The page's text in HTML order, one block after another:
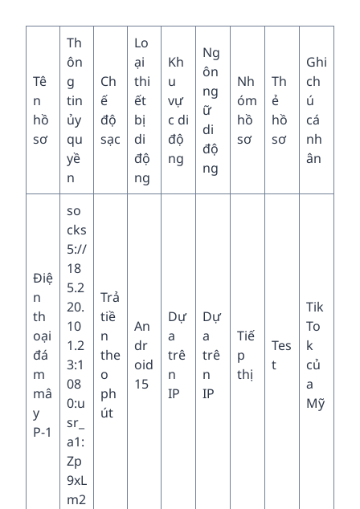
Tê
n
hồ
sơ
Th
ôn
g
tin
ủy
qu
yề
n
Ch
ế
độ
sạc
Lo
ại
thi
ết
bị
di
độ
ng
Kh
u
vự
c di
độ
ng
Ng
ôn
ng
ữ
di
độ
ng
Nh
óm
hồ
sơ
Th
ẻ
hồ
sơ
Ghi
ch
ú
cá
nh
ân
Điệ
n
th
oại
đá
m
mâ
y
P-1
so
cks
5://
18
5.2
20.
10
1.2
3:1
08
0:u
sr_
a1:
Zp
9xL
m2
Trả
tiề
n
the
o
ph
út
An
dr
oid
15
Dự
a
trê
n
IP
Dự
a
trê
n
IP
Tiế
p
thị
Tes
t
Tik
To
k
củ
a
Mỹ